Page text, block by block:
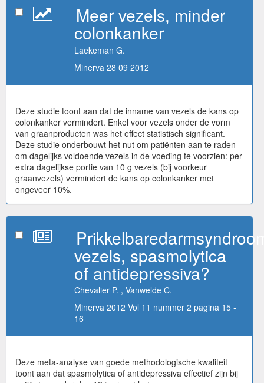
Meer vezels, minder
colonkanker
Laekeman G.
Minerva 28 09 2012
Deze studie toont aan dat de inname van vezels de kans op
colonkanker vermindert. Enkel voor vezels onder de vorm
van graanproducten was het effect statistisch significant.
Deze studie onderbouwt het nut om patiënten aan te raden
om dagelijks voldoende vezels in de voeding te voorzien: per
extra dagelijkse portie van 10 g vezels (bij voorkeur
graanvezels) vermindert de kans op colonkanker met
ongeveer 10%.
vezels, spasmolytica
of antidepressiva?
Chevalier P. , Vanwelde C.
Minerva 2012 Vol 11 nummer 2 pagina 15 -
16
Deze meta-analyse van goede methodologische kwaliteit
toont aan dat spasmolytica of antidepressiva effectief zijn bij